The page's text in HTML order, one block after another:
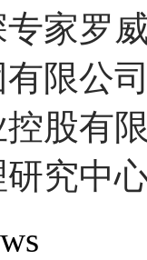
家罗
限公
股有
究中